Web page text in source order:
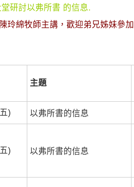
研討以弗所書 的信息.
玲綿牧師主講，歡迎弟兄姊妹參
主題
) 以弗所書的信息
) 以弗所書的信息